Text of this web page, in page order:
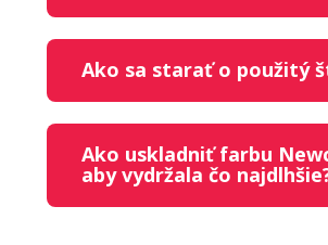
Ako sa starať o použitý
Ako uskladniť farbu
aby vydržala čo